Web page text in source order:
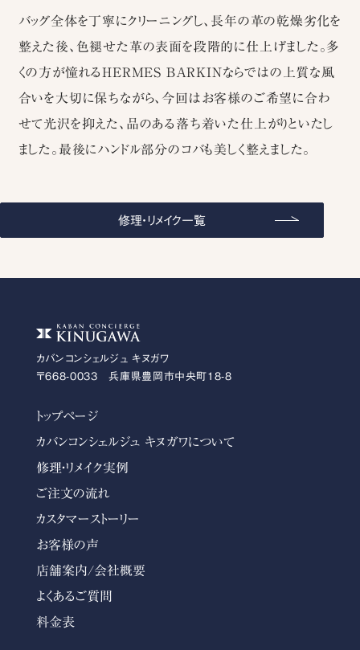
バッグ全体を丁寧にクリーニングし、長年の革の乾燥劣化を
整えた後、色褪せた革の表面を段階的に仕上げました。多
くの方が憧れるHERMES BARKINならではの上質な風
合いを大切に保ちながら、今回はお客様のご希望に合わ
せて光沢を抑えた、品のある落ち着いた仕上がりといたし
ました。最後にハンドル部分のコバも美しく整えました。
修理・リメイク一覧
カバンコンシェルジュ キヌガワ
〒668-0033 兵庫県豊岡市中央町18-8
トップページ
カバンコンシェルジュ キヌガワについて
修理・リメイク実例
ご注文の流れ
カスタマーストーリー
お客様の声
店舗案内/会社概要
よくあるご質問
料金表